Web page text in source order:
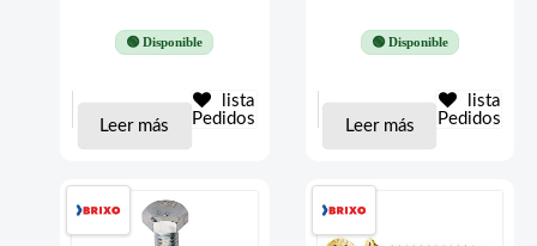
🟢 Disponible
Leer más
lista
Pedidos
🟢 Disponible
Leer más
lista
Pedidos